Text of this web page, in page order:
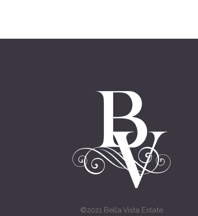
©2021 Bella Vista Estate